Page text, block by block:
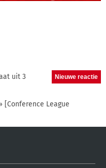
uit 3
[Conference League